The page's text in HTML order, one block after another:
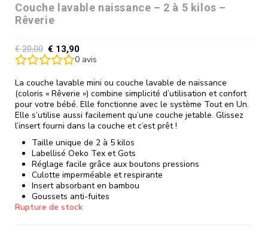
Couche lavable naissance – 2 à 5 kilos –
Rêverie
€20,00 € 13,90
0 avis
La couche lavable mini ou couche lavable de naissance
(coloris « Rêverie ») combine simplicité d’utilisation et confort
pour votre bébé. Elle fonctionne avec le système Tout en Un.
Elle s’utilise aussi facilement qu’une couche jetable. Glissez
l’insert fourni dans la couche et c’est prêt !
Taille unique de 2 à 5 kilos
Labellisé Oeko Tex et Gots
Réglage facile grâce aux boutons pressions
Culotte imperméable et respirante
Insert absorbant en bambou
Goussets anti-fuites
Rupture de stock